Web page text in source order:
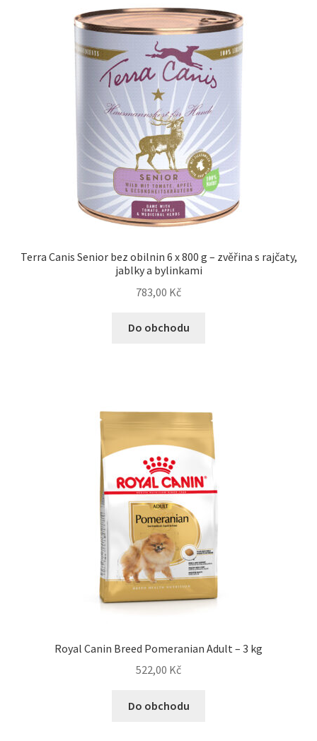
Terra Canis Senior bez obilnin 6 x 800 g – zvěřina s rajčaty,
jablky a bylinkami
783,00 Kč
Do obchodu
Royal Canin Breed Pomeranian Adult – 3 kg
522,00 Kč
Do obchodu